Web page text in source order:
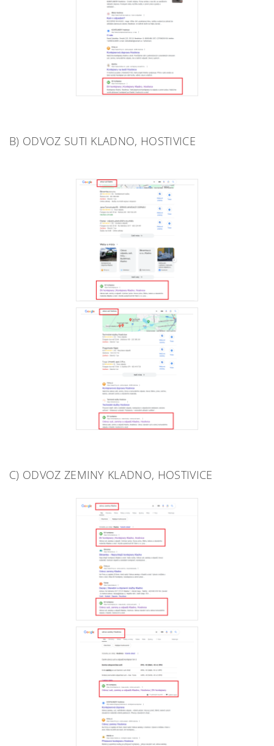
B) ODVOZ SUTI KLADNO, HOSTIVICE
C) ODVOZ ZEMINY KLADNO, HOSTIVICE